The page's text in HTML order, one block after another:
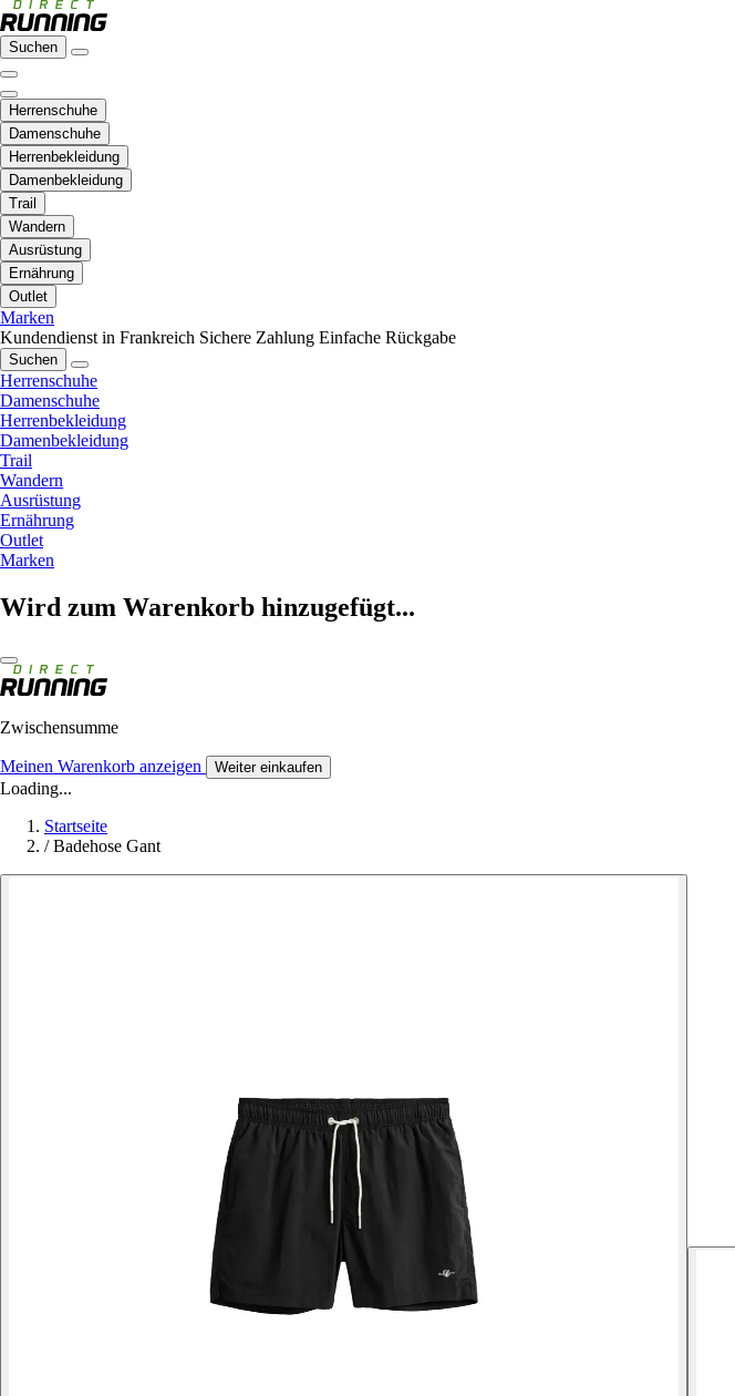
Suchen
Herrenschuhe
Damenschuhe
Herrenbekleidung
Damenbekleidung
Trail
Wandern
Ausrüstung
Ernährung
Outlet
Marken
Kundendienst in Frankreich Sichere Zahlung Einfache Rückgabe
Suchen
Herrenschuhe
Damenschuhe
Herrenbekleidung
Damenbekleidung
Trail
Wandern
Ausrüstung
Ernährung
Outlet
Marken
Wird zum Warenkorb hinzugefügt...
Zwischensumme
Meinen Warenkorb anzeigen Weiter einkaufen
Loading...
Startseite
/ Badehose Gant